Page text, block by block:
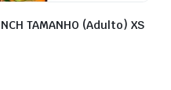
TAMANHO (Adulto) XS